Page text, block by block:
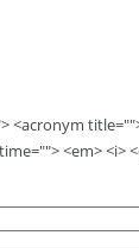
<acronym
<em> <i>